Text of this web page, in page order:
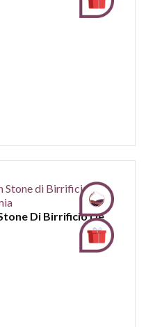
Di Birrificio De